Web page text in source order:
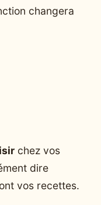
changera
chez vos
dire
vos recettes.